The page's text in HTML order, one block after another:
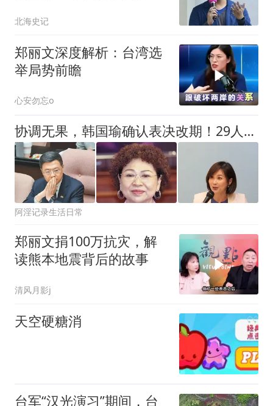
北海史记
郑丽文深度解析：台湾选
举局势前瞻
心安勿忘o
协调无果，韩国瑜确认表决改期！29人名单现端倪，绿营连忙撇清！
阿淫记录生活日常
郑丽文捐100万抗灾，解
读熊本地震背后的故事
清风月影j
天空硬糖消
台军“汉光演习”期间，台